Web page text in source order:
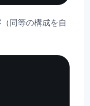
同等の構成を自